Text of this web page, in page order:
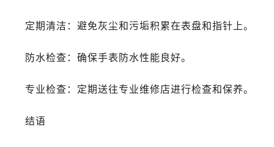
定期清洁：避免灰尘和污垢积累在表盘和指针上。
防水检查：确保手表防水性能良好。
专业检查：定期送往专业维修店进行检查和保养。
结语